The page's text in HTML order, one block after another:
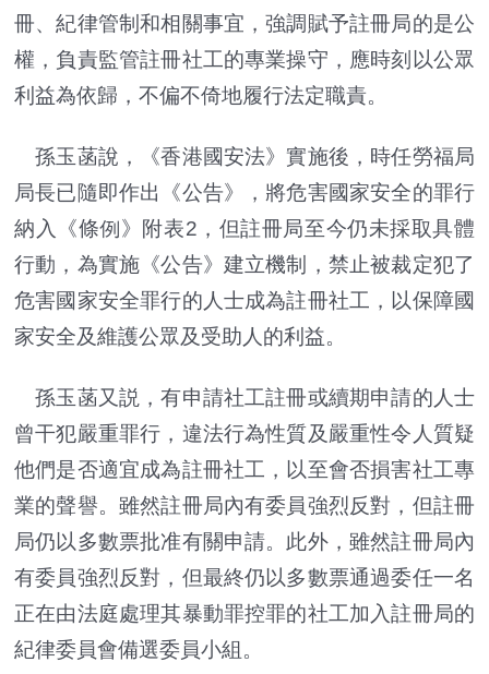
冊、紀律管制和相關事宜，強調賦予註冊局的是公
權，負責監管註冊社工的專業操守，應時刻以公眾
利益為依歸，不偏不倚地履行法定職責。
孫玉菡說，《香港國安法》實施後，時任勞福局
局長已隨即作出《公告》，將危害國家安全的罪行
納入《條例》附表2，但註冊局至今仍未採取具體
行動，為實施《公告》建立機制，禁止被裁定犯了
危害國家安全罪行的人士成為註冊社工，以保障國
家安全及維護公眾及受助人的利益。
孫玉菡又説，有申請社工註冊或續期申請的人士
曾干犯嚴重罪行，違法行為性質及嚴重性令人質疑
他們是否適宜成為註冊社工，以至會否損害社工專
業的聲譽。雖然註冊局內有委員強烈反對，但註冊
局仍以多數票批准有關申請。此外，雖然註冊局內
有委員強烈反對，但最終仍以多數票通過委任一名
正在由法庭處理其暴動罪控罪的社工加入註冊局的
紀律委員會備選委員小組。